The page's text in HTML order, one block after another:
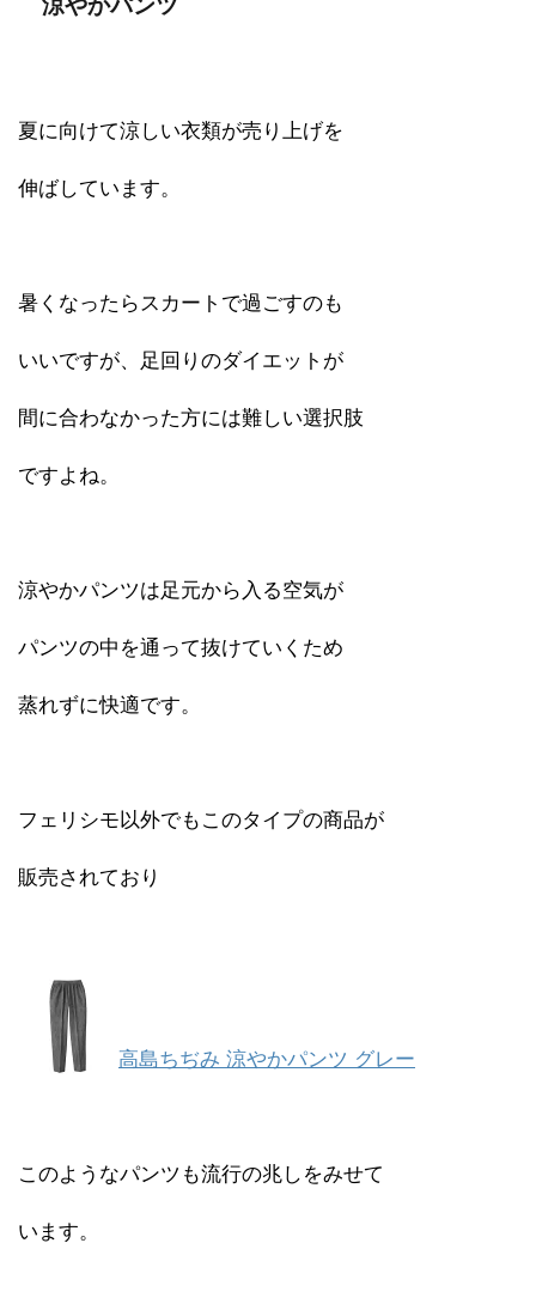
涼やかパンツ
夏に向けて涼しい衣類が売り上げを
伸ばしています。
暑くなったらスカートで過ごすのも
いいですが、足回りのダイエットが
間に合わなかった方には難しい選択肢
ですよね。
涼やかパンツは足元から入る空気が
パンツの中を通って抜けていくため
蒸れずに快適です。
フェリシモ以外でもこのタイプの商品が
販売されており
高島ちぢみ 涼やかパンツ グレー
このようなパンツも流行の兆しをみせて
います。